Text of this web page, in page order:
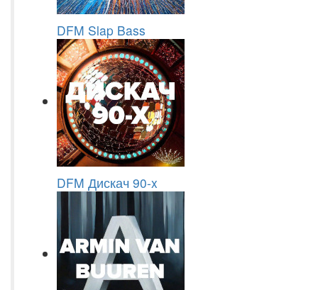
DFM Slap Bass
DFM Дискач 90-x